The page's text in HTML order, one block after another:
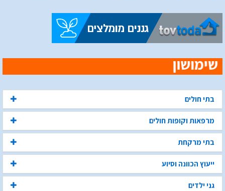
בתי חולים
מרפאות וקופות חולים
בתי מרקחת
ייעוץ הכוונה וסיוע
גני ילדים